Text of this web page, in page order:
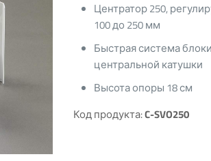
Центратор 250,
100 до 250 мм
Быстрая система
центральной катушки
Высота опоры 18 см
Код продукта:C-SVO250